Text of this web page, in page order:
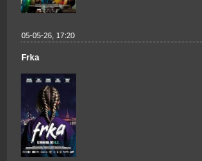
05-05-26, 17:20
Frka